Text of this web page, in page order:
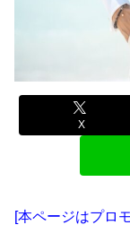
X
[本ページはプロ